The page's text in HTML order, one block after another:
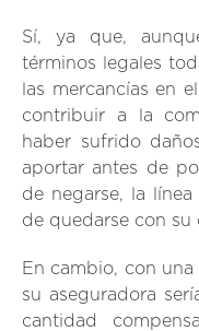
Sí, ya que,
términos legales
las mercancías en
contribuir a la
haber sufrido
aportar antes de
de negarse, la
de quedarse con
En cambio, con
su aseguradora
cantidad